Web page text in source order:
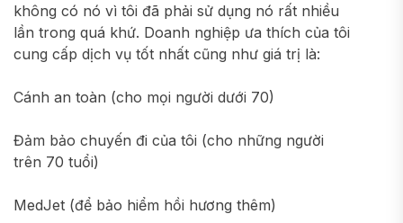
không có nó vì tôi đã phải sử dụng nó rất nhiều
lần trong quá khứ. Doanh nghiệp ưa thích của tôi
cung cấp dịch vụ tốt nhất cũng như giá trị là:
Cánh an toàn (cho mọi người dưới 70)
Đảm bảo chuyến đi của tôi (cho những người
trên 70 tuổi)
MedJet (để bảo hiểm hồi hương thêm)